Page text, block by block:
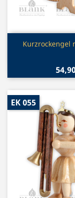

Kurzrockengel
EK 055